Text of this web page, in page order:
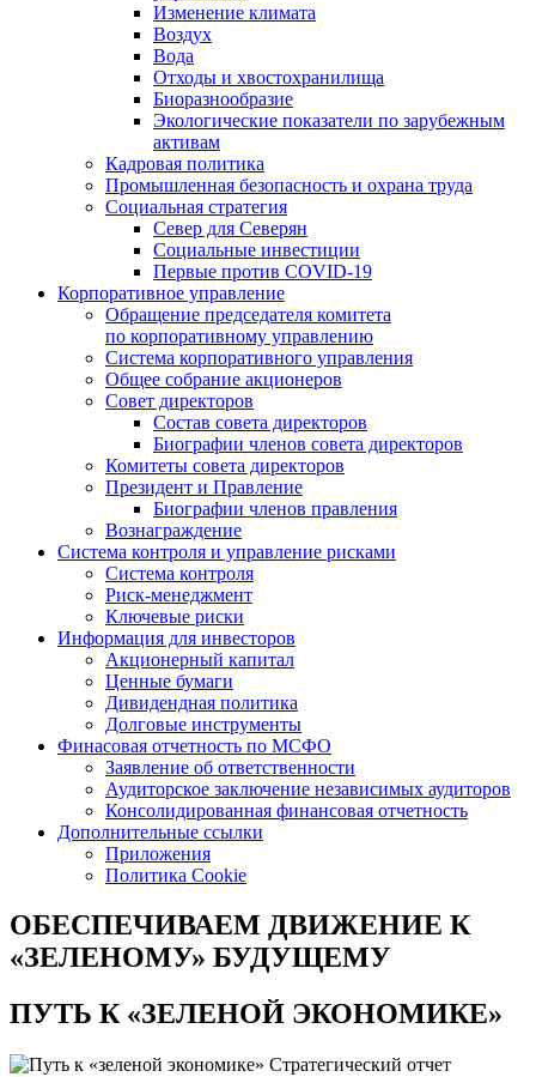
Изменение климата
Воздух
Вода
Отходы и хвостохранилища
Биоразнообразие
Экологические показатели по зарубежным
активам
Кадровая политика
Промышленная безопасность и охрана труда
Социальная стратегия
Север для Северян
Социальные инвестиции
Первые против COVID‑19
Корпоративное управление
Обращение председателя комитета
по корпоративному управлению
Система корпоративного управления
Общее собрание акционеров
Совет директоров
Состав совета директоров
Биографии членов совета директоров
Комитеты совета директоров
Президент и Правление
Биографии членов правления
Вознаграждение
Система контроля и управление рисками
Система контроля
Риск-менеджмент
Ключевые риски
Информация для инвесторов
Акционерный капитал
Ценные бумаги
Дивидендная политика
Долговые инструменты
Финасовая отчетность по МСФО
Заявление об ответственности
Аудиторское заключение независимых аудиторов
Консолидированная финансовая отчетность
Дополнительные ссылки
Приложения
Политика Cookie
ОБЕСПЕЧИВАЕМ ДВИЖЕНИЕ К
«ЗЕЛЕНОМУ» БУДУЩЕМУ
ПУТЬ К«ЗЕЛЕНОЙ ЭКОНОМИКЕ»
Стратегический отчет